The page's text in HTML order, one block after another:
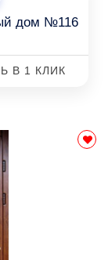
дом №116
В 1 КЛИК